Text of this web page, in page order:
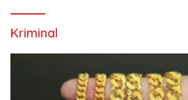
Kriminal